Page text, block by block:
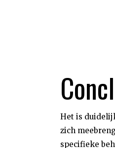
Het is
zich
specifieke